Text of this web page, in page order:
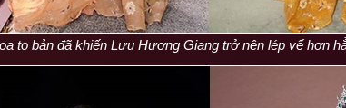
to bản đã khiến Lưu Hương Giang trở nên lép vế hơn